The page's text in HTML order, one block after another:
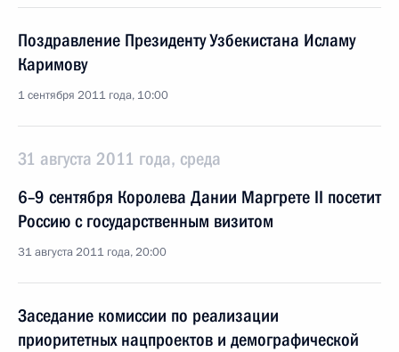
Поздравление Президенту Узбекистана Исламу
Каримову
1 сентября 2011 года, 10:00
31 августа 2011 года, среда
6–9 сентября Королева Дании Маргрете II посетит
Россию с государственным визитом
31 августа 2011 года, 20:00
Заседание комиссии по реализации
приоритетных нацпроектов и демографической